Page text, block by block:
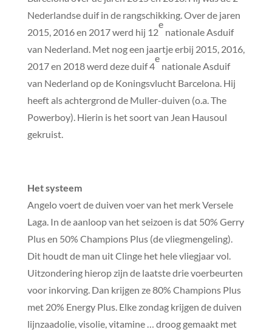
Nederlandse duif in de rangschikking. Over de jaren
2015, 2016 en 2017 werd hij 12
e
nationale Asduif
van Nederland. Met nog een jaartje erbij 2015, 2016,
2017 en 2018 werd deze duif 4
e
nationale Asduif
van Nederland op de Koningsvlucht Barcelona. Hij
heeft als achtergrond de Muller-duiven (o.a. The
Powerboy). Hierin is het soort van Jean Hausoul
gekruist.
Het systeem
Angelo voert de duiven voer van het merk Versele
Laga. In de aanloop van het seizoen is dat 50% Gerry
Plus en 50% Champions Plus (de vliegmengeling).
Dit houdt de man uit Clinge het hele vliegjaar vol.
Uitzondering hierop zijn de laatste drie voerbeurten
voor inkorving. Dan krijgen ze 80% Champions Plus
met 20% Energy Plus. Elke zondag krijgen de duiven
lijnzaadolie, visolie, vitamine … droog gemaakt met